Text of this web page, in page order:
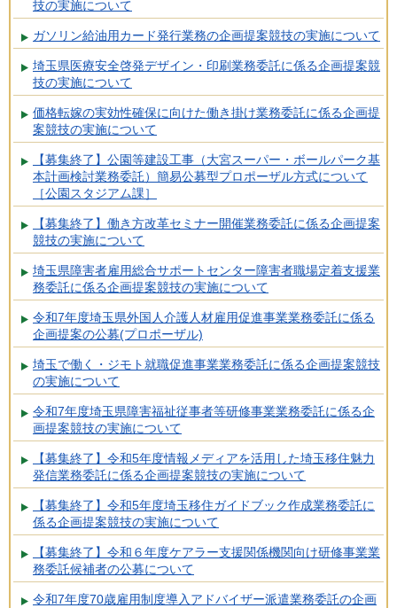
技の実施について
ガソリン給油用カード発行業務の企画提案競技の実施について
埼玉県医療安全啓発デザイン・印刷業務委託に係る企画提案競
技の実施について
価格転嫁の実効性確保に向けた働き掛け業務委託に係る企画提
案競技の実施について
【募集終了】公園等建設工事（大宮スーパー・ボールパーク基
本計画検討業務委託）簡易公募型プロポーザル方式について
［公園スタジアム課］
【募集終了】働き方改革セミナー開催業務委託に係る企画提案
競技の実施について
埼玉県障害者雇用総合サポートセンター障害者職場定着支援業
務委託に係る企画提案競技の実施について
令和7年度埼玉県外国人介護人材雇用促進事業業務委託に係る
企画提案の公募(プロポーザル)
埼玉で働く・ジモト就職促進事業業務委託に係る企画提案競技
の実施について
令和7年度埼玉県障害福祉従事者等研修事業業務委託に係る企
画提案競技の実施について
【募集終了】令和5年度情報メディアを活用した埼玉移住魅力
発信業務委託に係る企画提案競技の実施について
【募集終了】令和5年度埼玉移住ガイドブック作成業務委託に
係る企画提案競技の実施について
【募集終了】令和６年度ケアラー支援関係機関向け研修事業業
務委託候補者の公募について
令和7年度70歳雇用制度導入アドバイザー派遣業務委託の企画